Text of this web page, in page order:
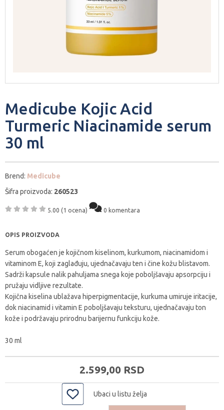
Medicube Kojic Acid
Turmeric Niacinamide serum
30 ml
Brend: Medicube
Šifra proizvoda: 260523
5.00 (1 ocena) 0 komentara
OPIS PROIZVODA
Serum obogaćen je kojičnom kiselinom, kurkumom, niacinamidom i
vitaminom E, koji zaglađuju, ujednačavaju ten i čine kožu blistavom.
Sadrži kapsule nalik pahuljama snega koje poboljšavaju apsorpciju i
pružaju vidljive rezultate.
Kojična kiselina ublažava hiperpigmentacije, kurkuma umiruje iritacije,
dok niacinamid i vitamin E poboljšavaju teksturu, ujednačavaju ton
kože i podržavaju prirodnu barijernu funkciju kože.
30 ml
2.599,00 RSD
Ubaci u listu želja